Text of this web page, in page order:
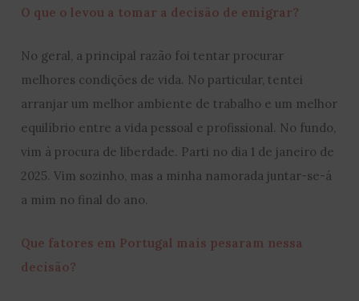
O que o levou a tomar a decisão de emigrar?
No geral, a principal razão foi tentar procurar
melhores condições de vida. No particular, tentei
arranjar um melhor ambiente de trabalho e um melhor
equilíbrio entre a vida pessoal e profissional. No fundo,
vim à procura de liberdade. Parti no dia 1 de janeiro de
2025. Vim sozinho, mas a minha namorada juntar-se-á
a mim no final do ano.
Que fatores em Portugal mais pesaram nessa
decisão?